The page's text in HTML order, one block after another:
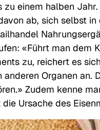
zu einem halben
ab, sich selbst
«Führt man dem
zu, reichert es
anderen Organen an.
Zudem kenne
Ursache des